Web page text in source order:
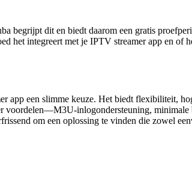
begrijpt dit en biedt daarom een gratis
het integreert met je IPTV streamer app en of
app een slimme keuze. Het biedt flexibiliteit,
voordelen—M3U-inlogondersteuning,
om een oplossing te vinden die zowel